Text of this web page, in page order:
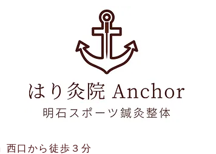
西口から徒歩３分